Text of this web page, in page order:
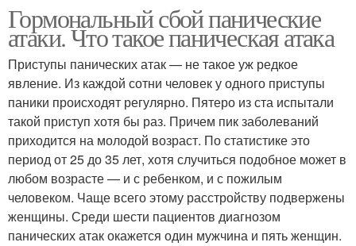
Гормональный сбой панические
атаки. Что такое паническая атака
Приступы панических атак — не такое уж редкое
явление. Из каждой сотни человек у одного приступы
паники происходят регулярно. Пятеро из ста испытали
такой приступ хотя бы раз. Причем пик заболеваний
приходится на молодой возраст. По статистике это
период от 25 до 35 лет, хотя случиться подобное может в
любом возрасте — и с ребенком, и с пожилым
человеком. Чаще всего этому расстройству подвержены
женщины. Среди шести пациентов диагнозом
панических атак окажется один мужчина и пять женщин.